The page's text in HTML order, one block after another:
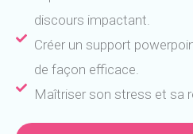
discours impactant.
Créer un support
de façon efficace.
Maîtriser son stress et sa